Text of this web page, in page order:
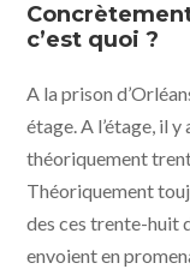
c’est quoi ?
A la prison
étage. A l’étage, il
théoriquement
Théoriquement
des ces trente-huit
envoient en